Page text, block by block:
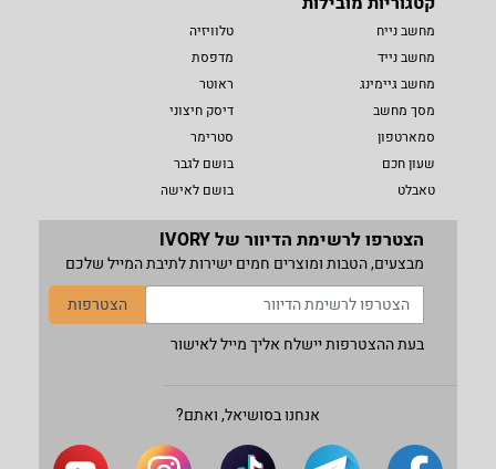
מחשב נייח
מחשב נייד
מחשב גיימינג
מסך מחשב
סמארטפון
שעון חכם
טאבלט
טלוויזיה
מדפסת
ראוטר
דיסק חיצוני
סטרימר
בושם לגבר
בושם לאישה
הצטרפו לרשימת הדיוור של IVORY
מבצעים, הטבות ומוצרים חמים ישירות לתיבת המייל שלכם
הצטרפות
בעת ההצטרפות יישלח אליך מייל לאישור
אנחנו בסושיאל, ואתם?